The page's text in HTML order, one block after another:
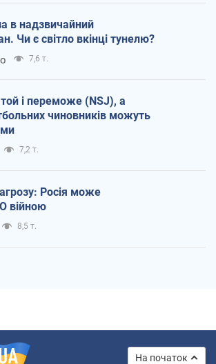
в надзвичайний
Чи є світло вкінці тунелю?
7,6 т.
і переможе (NSJ), а
чиновників можуть
7,2 т.
Росія може
війною
8,5 т.
На початок